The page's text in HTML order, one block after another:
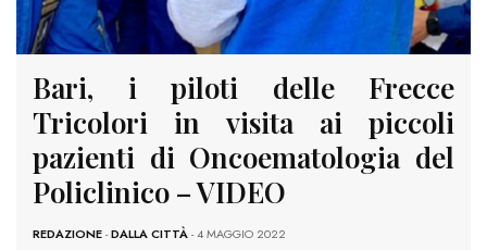
Bari, i piloti delle Frecce
Tricolori in visita ai piccoli
pazienti di Oncoematologia del
Policlinico – VIDEO
REDAZIONE-DALLA CITTÀ- 4 MAGGIO 2022